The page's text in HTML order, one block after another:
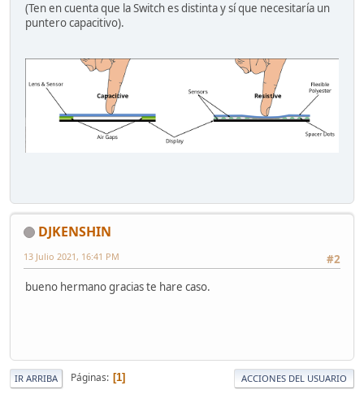
(Ten en cuenta que la Switch es distinta y sí que necesitaría un
puntero capacitivo).
DJKENSHIN
#2
13 Julio 2021, 16:41 PM
bueno hermano gracias te hare caso.
IR ARRIBA Páginas 1 ACCIONES DEL USUARIO